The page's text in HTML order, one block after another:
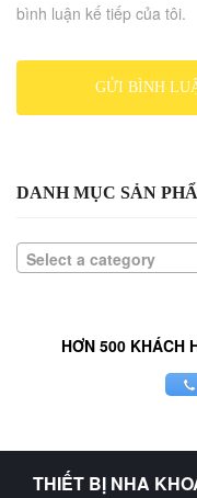
bình luận kế tiếp của tôi.
DANH MỤC SẢN
Select a category
HƠN 500 KHÁCH
THIẾT BỊ NHA